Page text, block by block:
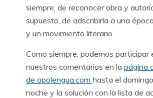
siempre, de reconocer obra y
supuesto, de adscribirla a una
y un movimiento literario.
Como siempre, podemos participar
nuestros comentarios en la página
de opolengua.com hasta el
noche y la solución con la lista de